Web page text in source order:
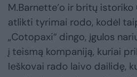
M.Barnette’o ir britų istoriko
atlikti tyrimai rodo, kodėl
„Cotopaxi“ dingo, įgulos
į teismą kompaniją, kuriai
Ieškovai rado laivo dailidę,